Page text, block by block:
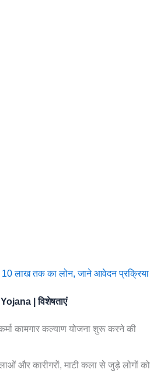
लाख तक का लोन, जाने आवेदन प्रक्रिया
| विशेषताएं
कामगार कल्याण योजना शुरू करने की
और कारीगरों, माटी कला से जुड़े लोगों को